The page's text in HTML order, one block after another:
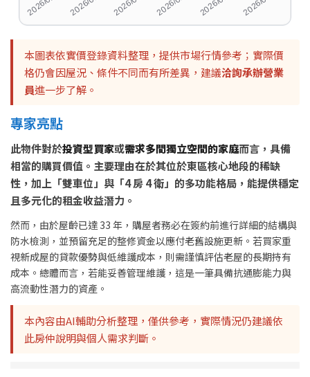
本圖表依實價登錄資料整理，提供市場行情參考；實際價
格仍會因屋況、條件不同而有所差異，建議洽詢承辦營業
員進一步了解。
專家亮點
此物件對於投資型買家或需求多間獨立空間的家庭而言，具備
相當的購買價值。主要理由在於其位於東區核心地段的稀缺
性，加上「雙車位」與「4 房 4 衛」的多功能格局，能提供穩定
且多元化的租金收益潛力。
然而，由於屋齡已達 33 年，購屋者務必在簽約前進行詳細的結構與
防水檢測，並預留充足的整修資金以應付老舊設施更新。若買家重
視新成屋的貸款優勢與低維護成本，則需謹慎評估老屋的長期持有
成本。總體而言，若能妥善管理維護，這是一筆具備抗通膨能力與
高流動性潛力的資產。
本內容由AI輔助分析整理，僅供參考，實際情況仍建議依
此房仲說明與個人需求判斷。